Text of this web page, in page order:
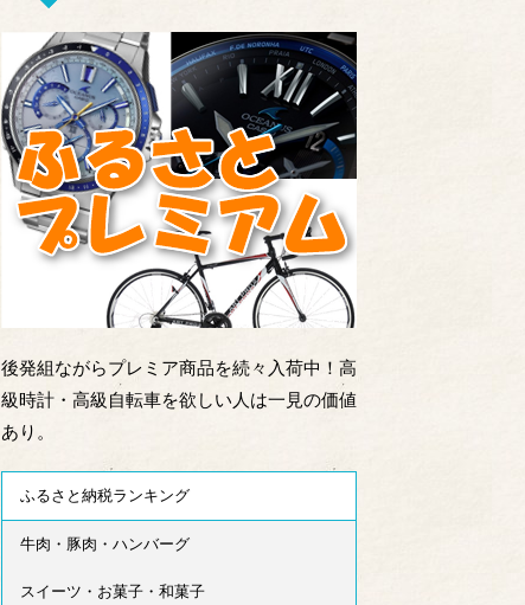
後発組ながらプレミア商品を続々入荷中！高
級時計・高級自転車を欲しい人は一見の価値
あり。
ふるさと納税ランキング
牛肉・豚肉・ハンバーグ
スイーツ・お菓子・和菓子